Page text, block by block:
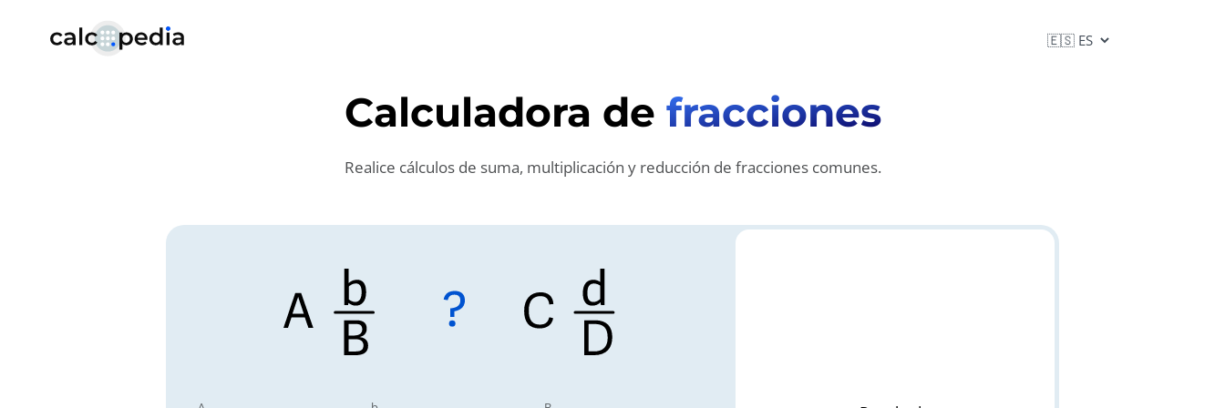
Calculadora de fracciones
Realice cálculos de suma, multiplicación y reducción de fracciones comunes.